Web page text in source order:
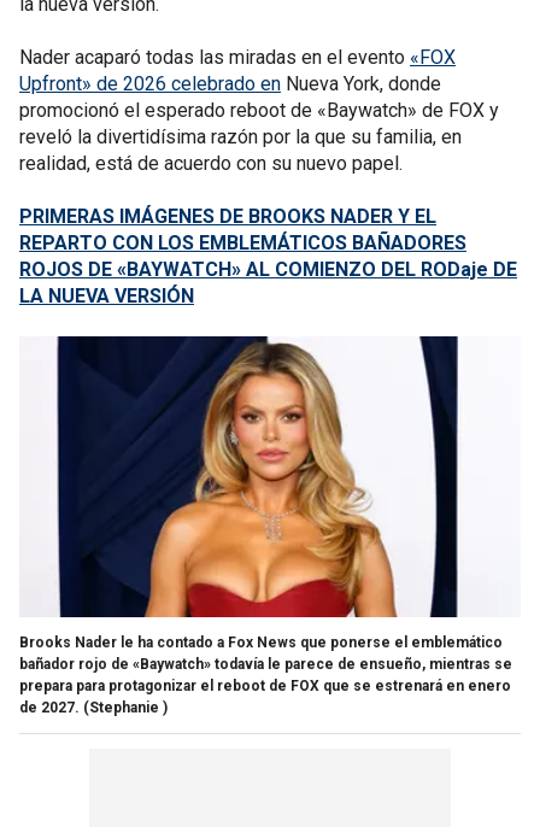
Nader acaparó todas las miradas en el evento «FOX
Upfront» de 2026 celebrado en Nueva York, donde
promocionó el esperado reboot de «Baywatch» de FOX y
reveló la divertidísima razón por la que su familia, en
realidad, está de acuerdo con su nuevo papel.
PRIMERAS IMÁGENES DE BROOKS NADER Y EL
REPARTO CON LOS EMBLEMÁTICOS BAÑADORES
ROJOS DE «BAYWATCH» AL COMIENZO DEL RODaje DE
LA NUEVA VERSIÓN
Brooks Nader le ha contado a Fox News que ponerse el emblemático
bañador rojo de «Baywatch» todavía le parece de ensueño, mientras se
prepara para protagonizar el reboot de FOX que se estrenará en enero
de 2027. (Stephanie )